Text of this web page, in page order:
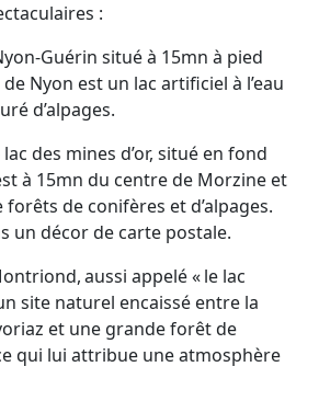
:
Guérin situé à 15mn à pied
Nyon est un lac artificiel à l’eau
d’alpages.
des mines d’or, situé en fond
à 15mn du centre de Morzine et
de conifères et d’alpages.
un décor de carte postale.
aussi appelé « le lac
site naturel encaissé entre la
et une grande forêt de
qui lui attribue une atmosphère